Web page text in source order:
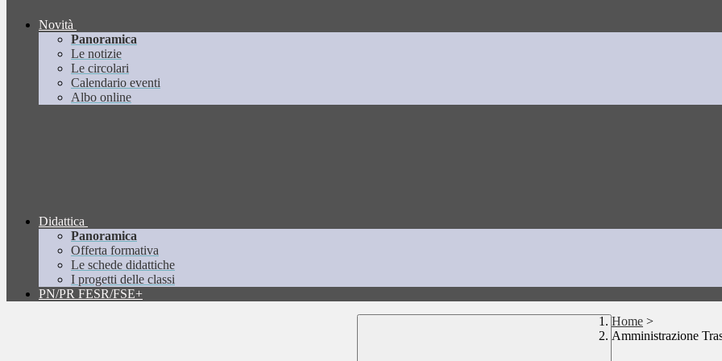
Novità
Panoramica
Le notizie
Le circolari
Calendario eventi
Albo online
Didattica
Panoramica
Offerta formativa
Le schede didattiche
I progetti delle classi
PN/PR FESR/FSE+
Home >
Amministrazione